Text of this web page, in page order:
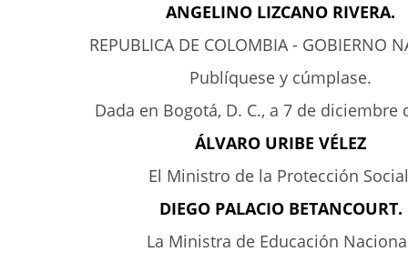
ANGELINO LIZCANO RIVERA.
REPUBLICA DE COLOMBIA - GOBIERNO
Publíquese y cúmplase.
Dada en Bogotá, D. C., a 7 de diciembre
ÁLVARO URIBE VÉLEZ
El Ministro de la Protección
DIEGO PALACIO BETANCOURT.
La Ministra de Educación